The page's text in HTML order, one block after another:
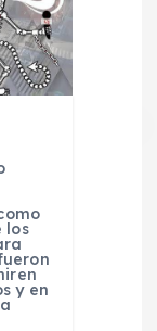
los
y en